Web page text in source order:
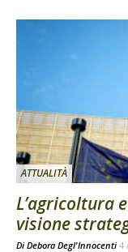
ATTUALITÀ
L’agricoltura
visione
Di Debora Degl'Innocenti 4